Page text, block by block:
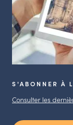
S'ABONNER À
Consulter les